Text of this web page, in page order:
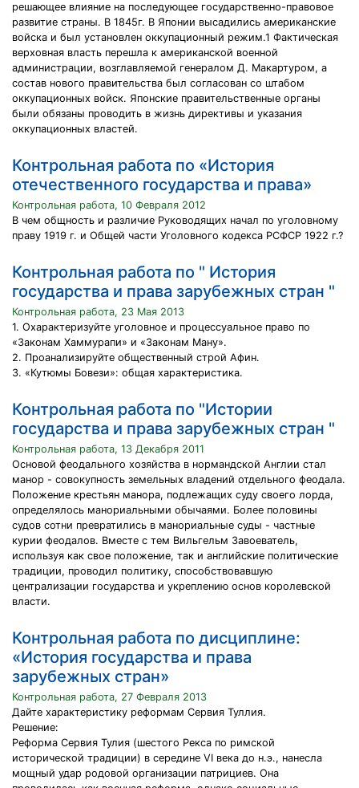
решающее влияние на последующее государственно-правовое
развитие страны. В 1845г. В Японии высадились американские
войска и был установлен оккупационный режим.1 Фактическая
верховная власть перешла к американской военной
администрации, возглавляемой генералом Д. Макартуром, а
состав нового правительства был согласован со штабом
оккупационных войск. Японские правительственные органы
были обязаны проводить в жизнь директивы и указания
оккупационных властей.
Контрольная работа по «История
отечественного государства и права»
Контрольная работа, 10 Февраля 2012
В чем общность и различие Руководящих начал по уголовному
праву 1919 г. и Общей части Уголовного кодекса РСФСР 1922 г.?
Контрольная работа по " История
государства и права зарубежных стран "
Контрольная работа, 23 Мая 2013
1. Охарактеризуйте уголовное и процессуальное право по
«Законам Хаммурапи» и «Законам Ману».
2. Проанализируйте общественный строй Афин.
3. «Кутюмы Бовези»: общая характеристика.
Контрольная работа по "Истории
государства и права зарубежных стран "
Контрольная работа, 13 Декабря 2011
Основой феодального хозяйства в нормандской Англии стал
манор - совокупность земельных владений отдельного феодала.
Положение крестьян манора, подлежащих суду своего лорда,
определялось манориальными обычаями. Более половины
судов сотни превратились в манориальные суды - частные
курии феодалов. Вместе с тем Вильгельм Завоеватель,
используя как свое положение, так и английские политические
традиции, проводил политику, способствовавшую
централизации государства и укреплению основ королевской
власти.
Контрольная работа по дисциплине:
«История государства и права
зарубежных стран»
Контрольная работа, 27 Февраля 2013
Дайте характеристику реформам Сервия Туллия.
Решение:
Реформа Сервия Тулия (шестого Рекса по римской
исторической традиции) в середине VI века до н.э., нанесла
мощный удар родовой организации патрициев. Она